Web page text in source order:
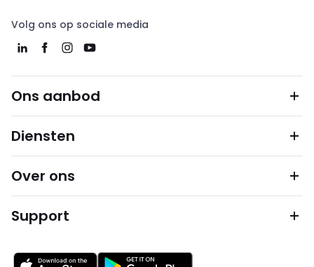
Volg ons op sociale media
Ons aanbod
Diensten
Over ons
Support